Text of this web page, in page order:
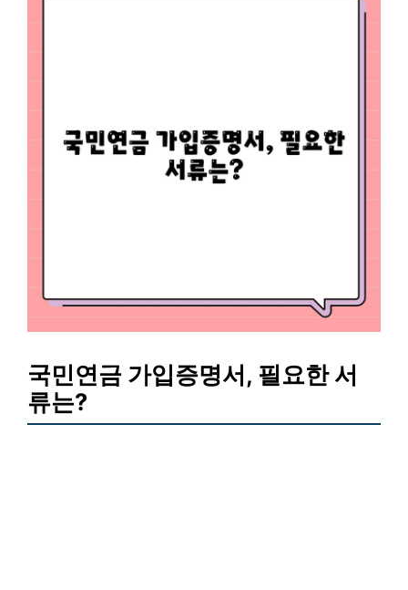
국민연금 가입증명서, 필요한 서
류는?